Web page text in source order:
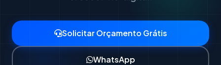
Solicitar Orçamento Grátis
WhatsApp